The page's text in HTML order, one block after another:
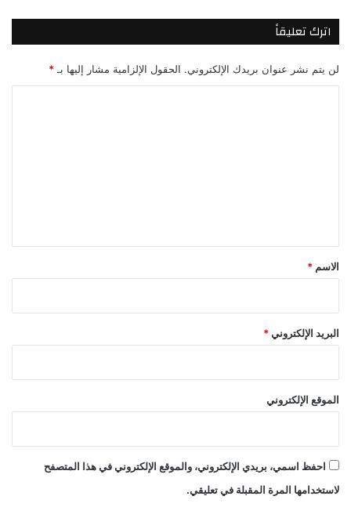
اترك تعليقاً
لن يتم نشر عنوان بريدك الإلكتروني. الحقول الإلزامية مشار إليها بـ *
*
الاسم *
البريد الإلكتروني *
الموقع الإلكتروني
احفظ اسمي، بريدي الإلكتروني، والموقع الإلكتروني في هذا المتصفح
لاستخدامها المرة المقبلة في تعليقي.